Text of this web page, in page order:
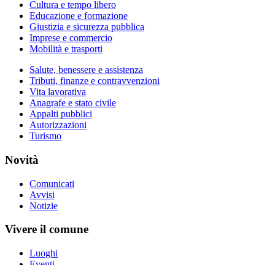
Cultura e tempo libero
Educazione e formazione
Giustizia e sicurezza pubblica
Imprese e commercio
Mobilità e trasporti
Salute, benessere e assistenza
Tributi, finanze e contravvenzioni
Vita lavorativa
Anagrafe e stato civile
Appalti pubblici
Autorizzazioni
Turismo
Novità
Comunicati
Avvisi
Notizie
Vivere il comune
Luoghi